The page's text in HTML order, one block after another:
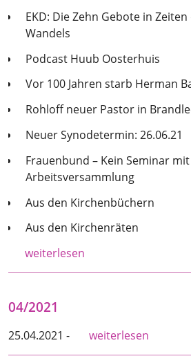
EKD: Die Zehn Gebote in
Wandels
Podcast Huub Oosterhuis
Vor 100 Jahren starb Herman
Rohloff neuer Pastor in
Neuer Synodetermin: 26.06.21
Frauenbund – Kein Seminar mit
Arbeitsversammlung
Aus den Kirchenbüchern
Aus den Kirchenräten
weiterlesen
04/2021
25.04.2021 - weiterlesen